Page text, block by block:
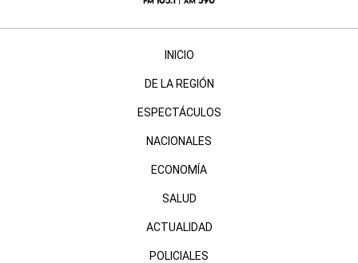
INICIO
DE LA REGIÓN
ESPECTÁCULOS
NACIONALES
ECONOMÍA
SALUD
ACTUALIDAD
POLICIALES